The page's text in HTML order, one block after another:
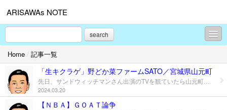
ARISAWAs NOTE
search
コンテンツ
プロフィール
お問合せ
Home / 記事一覧
「生キクラゲ」野どか菜ファームSATO／宮城県山元町
2024.03.20
【ＮＢＡ】ＧＯＡＴ論争